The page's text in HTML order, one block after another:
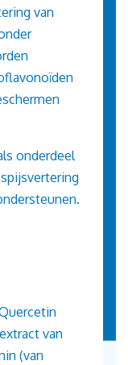
van
onderdeel
van
(van